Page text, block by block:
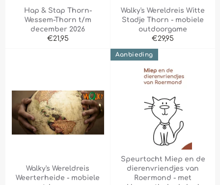
Hap & Stap Thorn-
Wessem-Thorn t/m
december 2026
Normale
€21,95
Walky's Wereldreis Witte
Stadje Thorn - mobiele
outdoorgame
Normale
prijs
€29,95
Walky's Wereldreis
Weerterheide - mobiele
Speurtocht Miep en de
dierenvriendjes van
Roermond - met
Aanbieding